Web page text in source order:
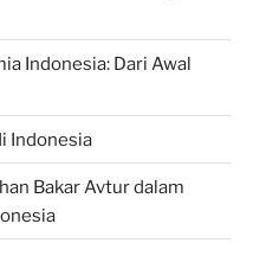
Indonesia: Dari Awal
Indonesia
Bakar Avtur dalam